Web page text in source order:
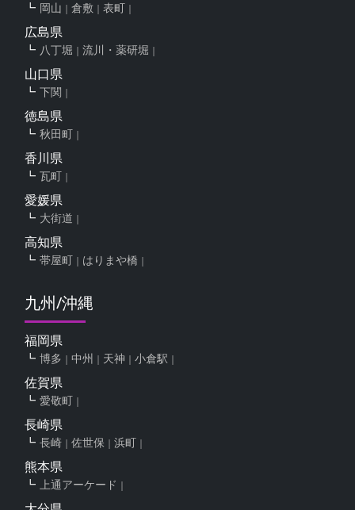
岡山 倉敷 表町
広島県
八丁堀 流川・薬研堀
山口県
下関
徳島県
秋田町
香川県
瓦町
愛媛県
大街道
高知県
帯屋町 はりまや橋
九州/沖縄
福岡県
博多 中州 天神 小倉駅
佐賀県
愛敬町
長崎県
長崎 佐世保 浜町
熊本県
上通アーケード